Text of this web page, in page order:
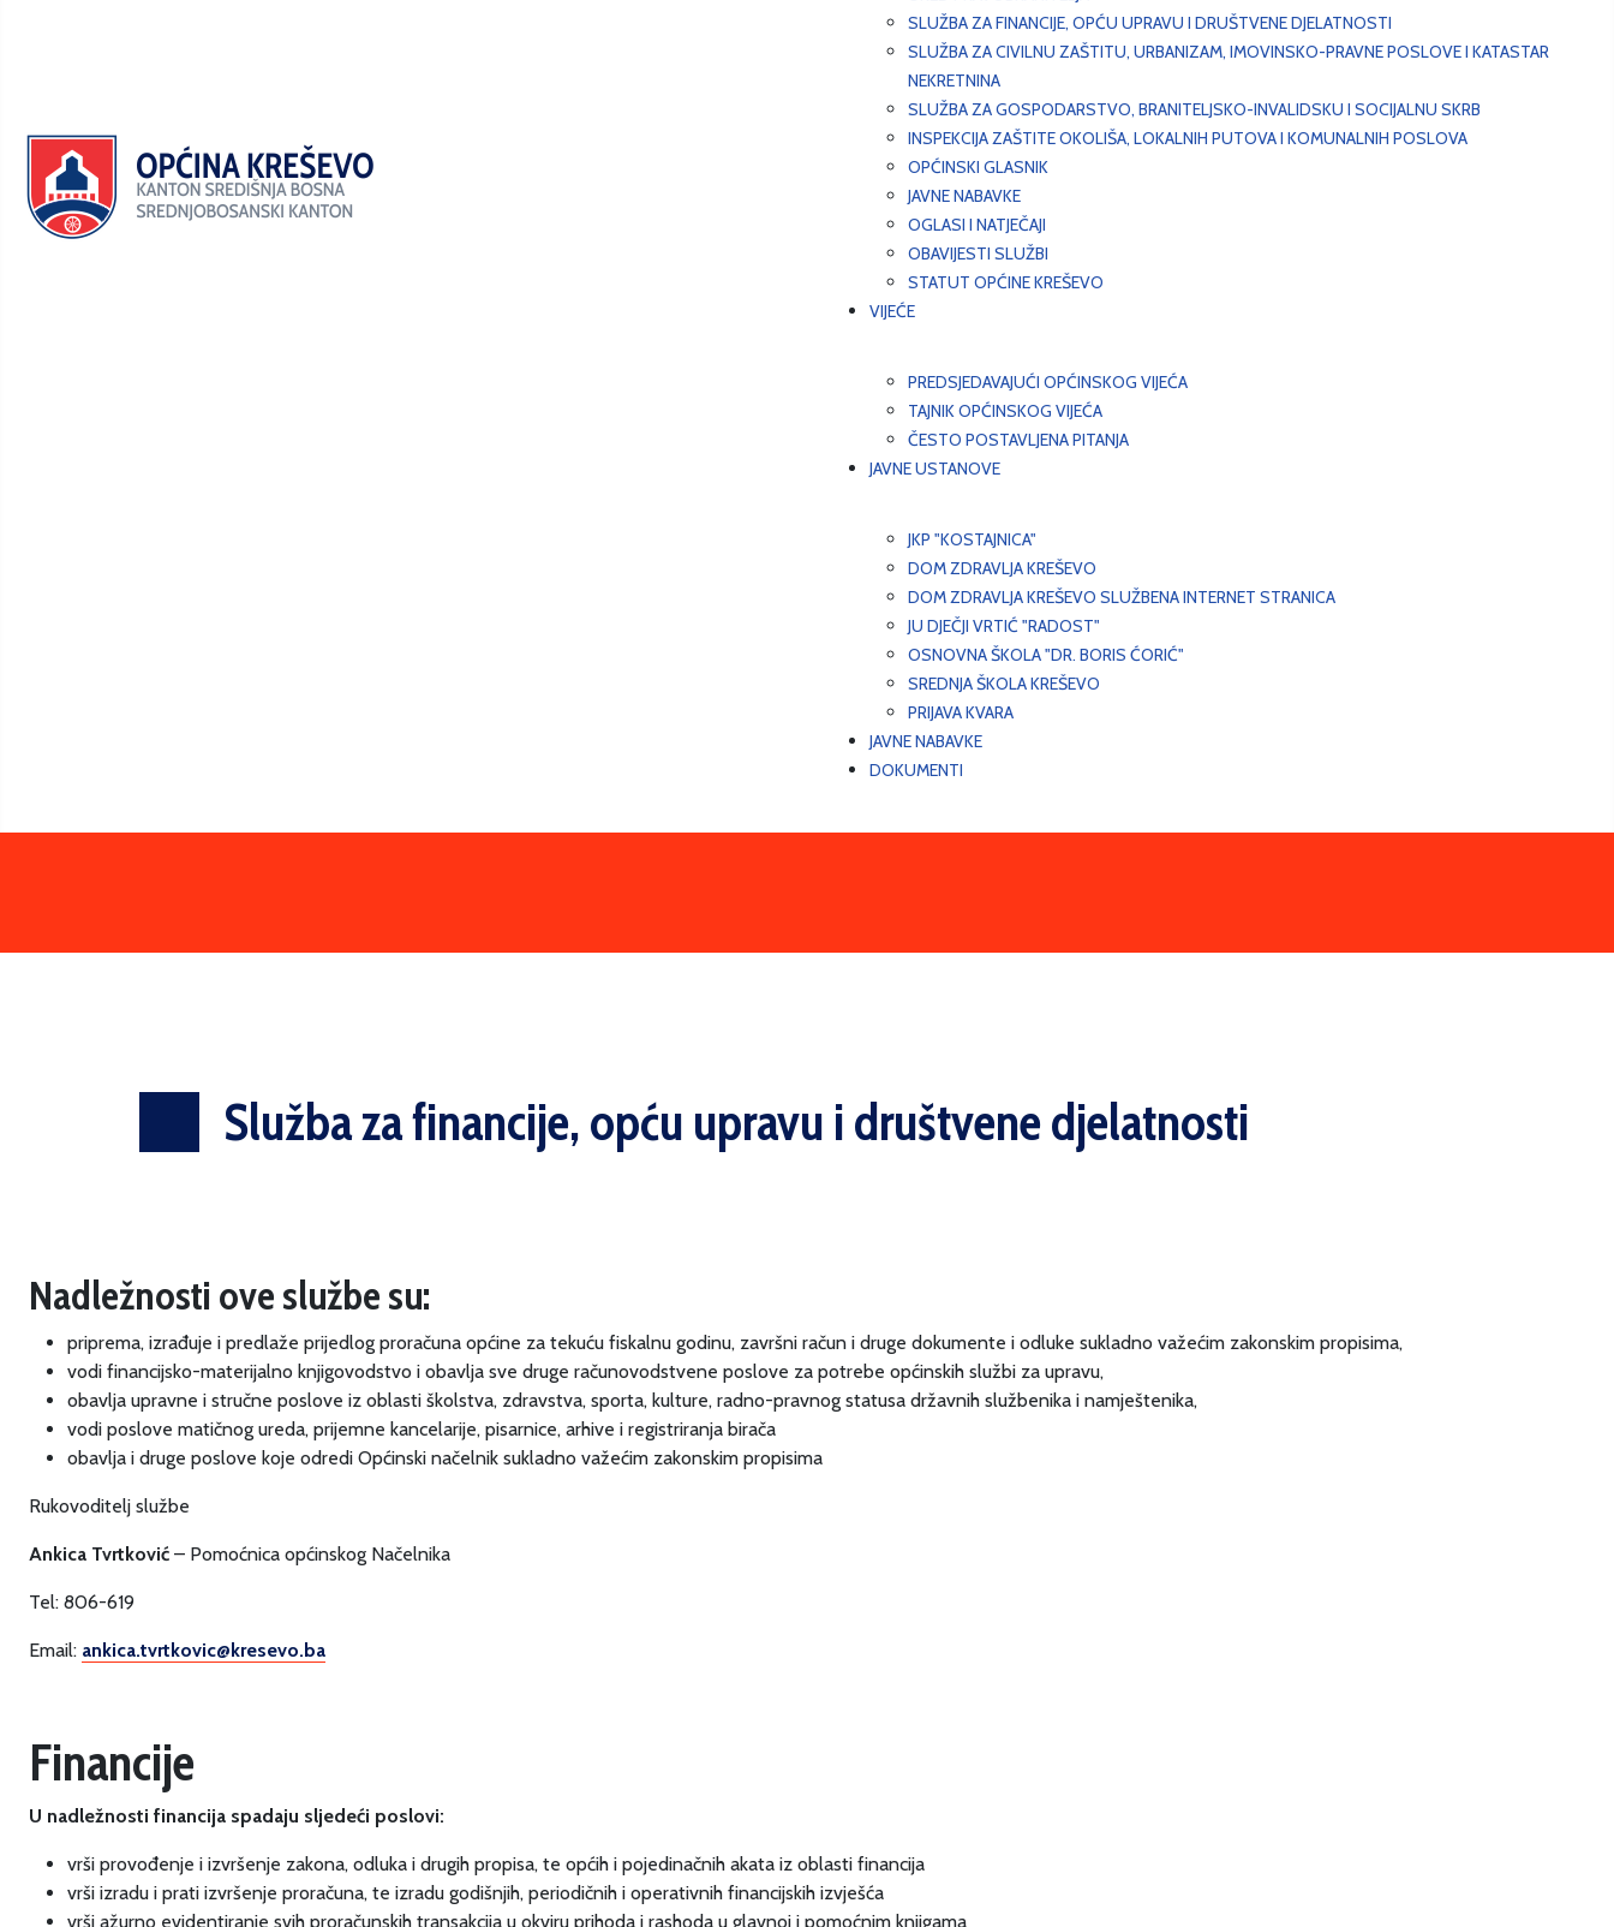
SLUŽBA ZA FINANCIJE, OPĆU UPRAVU I DRUŠTVENE DJELATNOSTI
SLUŽBA ZA CIVILNU ZAŠTITU, URBANIZAM, IMOVINSKO-PRAVNE POSLOVE I KATASTAR
NEKRETNINA
SLUŽBA ZA GOSPODARSTVO, BRANITELJSKO-INVALIDSKU I SOCIJALNU SKRB
INSPEKCIJA ZAŠTITE OKOLIŠA, LOKALNIH PUTOVA I KOMUNALNIH POSLOVA
OPĆINSKI GLASNIK
JAVNE NABAVKE
OGLASI I NATJEČAJI
OBAVIJESTI SLUŽBI
STATUT OPĆINE KREŠEVO
VIJEĆE
PREDSJEDAVAJUĆI OPĆINSKOG VIJEĆA
TAJNIK OPĆINSKOG VIJEĆA
ČESTO POSTAVLJENA PITANJA
JAVNE USTANOVE
JKP "KOSTAJNICA"
DOM ZDRAVLJA KREŠEVO
DOM ZDRAVLJA KREŠEVO SLUŽBENA INTERNET STRANICA
JU DJEČJI VRTIĆ "RADOST"
OSNOVNA ŠKOLA "DR. BORIS ĆORIĆ"
SREDNJA ŠKOLA KREŠEVO
PRIJAVA KVARA
JAVNE NABAVKE
DOKUMENTI
Služba za financije, opću upravu i društvene djelatnosti
Nadležnosti ove službe su:
priprema, izrađuje i predlaže prijedlog proračuna općine za tekuću fiskalnu godinu, završni račun i druge dokumente i odluke sukladno važećim zakonskim propisima,
vodi financijsko-materijalno knjigovodstvo i obavlja sve druge računovodstvene poslove za potrebe općinskih službi za upravu,
obavlja upravne i stručne poslove iz oblasti školstva, zdravstva, sporta, kulture, radno-pravnog statusa državnih službenika i namještenika,
vodi poslove matičnog ureda, prijemne kancelarije, pisarnice, arhive i registriranja birača
obavlja i druge poslove koje odredi Općinski načelnik sukladno važećim zakonskim propisima
Rukovoditelj službe
Ankica Tvrtković – Pomoćnica općinskog Načelnika
Tel: 806-619
Email: ankica.tvrtkovic@kresevo.ba
Financije
U nadležnosti financija spadaju sljedeći poslovi:
vrši provođenje i izvršenje zakona, odluka i drugih propisa, te općih i pojedinačnih akata iz oblasti financija
vrši izradu i prati izvršenje proračuna, te izradu godišnjih, periodičnih i operativnih financijskih izvješća
vrši ažurno evidentiranje svih proračunskih transakcija u okviru prihoda i rashoda u glavnoj i pomoćnim knjigama